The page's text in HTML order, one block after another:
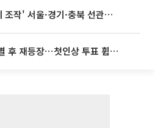
울·경기·충북 선관위 등 추가 압수수색
‘나솔사계’ 국화, 결별 후 재등장⋯첫인상 투표 휩쓸고 ‘인기녀’ 등극